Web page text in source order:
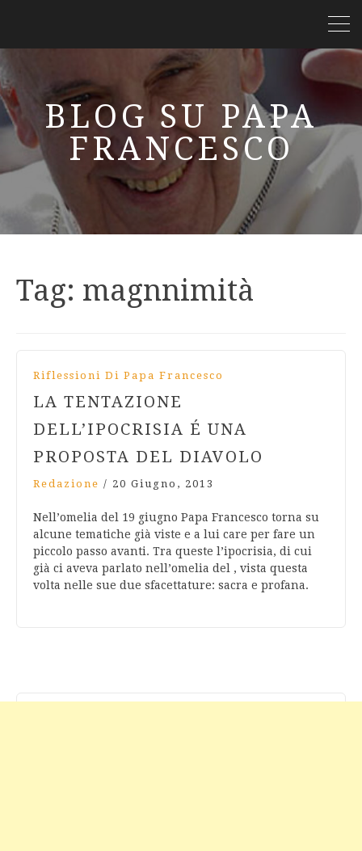
BLOG SU PAPA
FRANCESCO
Tag: magnnimità
Riflessioni Di Papa Francesco
LA TENTAZIONE
DELL’IPOCRISIA É UNA
PROPOSTA DEL DIAVOLO
Redazione / 20 Giugno, 2013
Nell’omelia del 19 giugno Papa Francesco torna su
alcune tematiche già viste e a lui care per fare un
piccolo passo avanti. Tra queste l’ipocrisia, di cui
già ci aveva parlato nell’omelia del , vista questa
volta nelle sue due sfacettature: sacra e profana.